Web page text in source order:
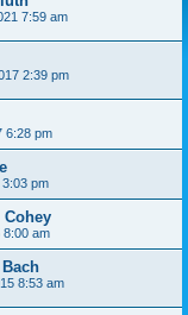
7:59 am
2:39 pm
6:28 pm
pm
8:00 am
8:53 am